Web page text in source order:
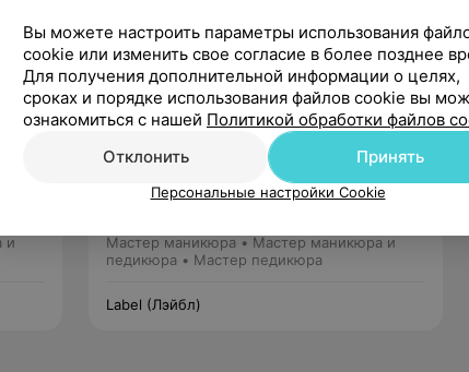
и
Мастер маникюра • Мастер маникюра и
педикюра • Мастер педикюра
Label (Лэйбл)
Вы можете настроить параметры использования
cookie или изменить свое согласие в более позднее
Для получения дополнительной информации о целях,
сроках и порядке использования файлов cookie вы
ознакомиться с нашей Политикой обработки файлов
Отклонить
Принять
Персональные настройки Cookie